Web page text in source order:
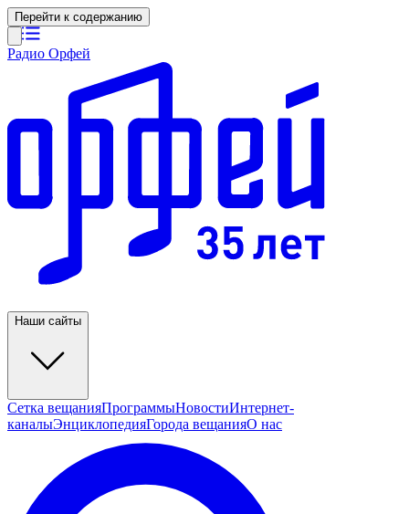
Перейти к содержанию
Радио Орфей
Наши сайты
Сетка вещанияПрограммыНовостиИнтернет-
каналыЭнциклопедияГорода вещанияО нас